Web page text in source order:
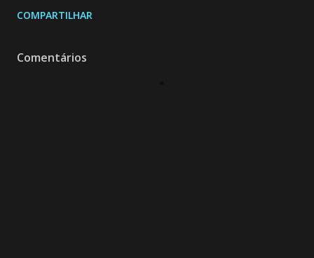
COMPARTILHAR
Comentários